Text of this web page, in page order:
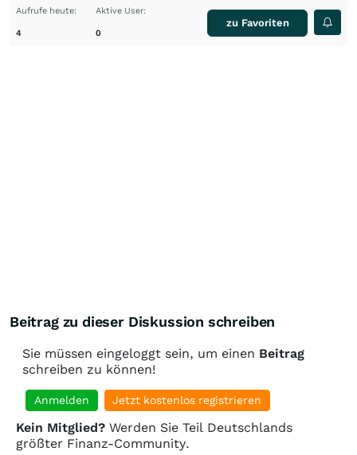
Aufrufe heute:
4
Aktive User:
0
zu Favoriten
Beitrag zu dieser Diskussion schreiben
Sie müssen eingeloggt sein, um einen Beitrag
schreiben zu können!
Anmelden Jetzt kostenlos registrieren
Kein Mitglied? Werden Sie Teil Deutschlands
größter Finanz-Community.